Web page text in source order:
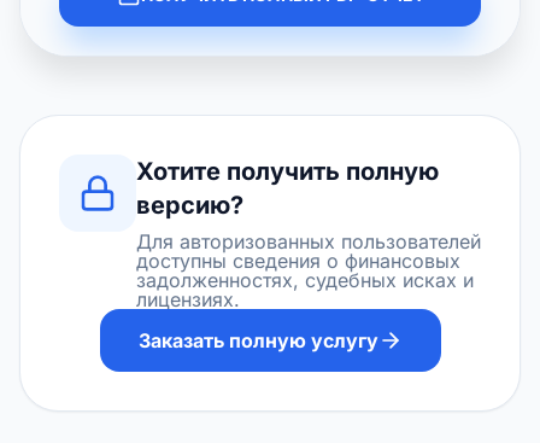
Хотите получить полную
версию?
Для авторизованных пользователей
доступны сведения о финансовых
задолженностях, судебных исках и
лицензиях.
Заказать полную услугу